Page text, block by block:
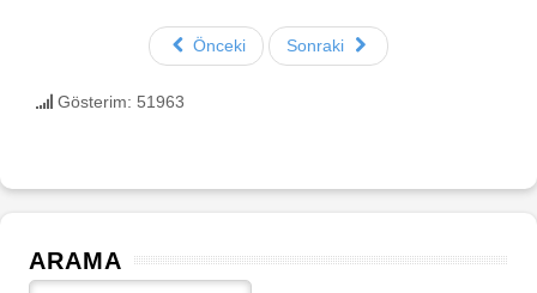
Önceki Sonraki
Gösterim: 51963
ARAMA